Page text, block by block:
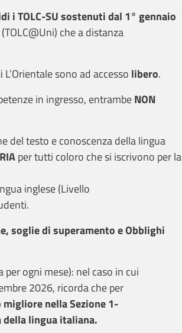
i TOLC-SU sostenuti dal 1° gennaio
che a distanza
sono ad accesso libero.
in ingresso, entrambeNON
del testo e conoscenza della lingua
per tutti coloro che si iscrivono per la
inglese (Livello
soglie di superamento e Obblighi
ogni mese): nel caso in cui
2026, ricorda che per
nella Sezione 1-
lingua italiana.